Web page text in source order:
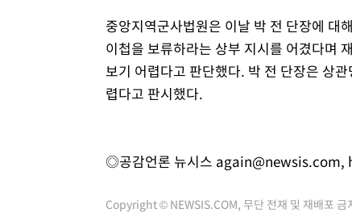
중앙지역군사법원은 이날 박 전 단장에 대
이첩을 보류하라는 상부 지시를 어겼다며
보기 어렵다고 판단했다. 박 전 단장은 상
렵다고 판시했다.
◎공감언론 뉴시스 again@newsis.com,
Copyright © NEWSIS.COM, 무단 전재 및 재배포 금